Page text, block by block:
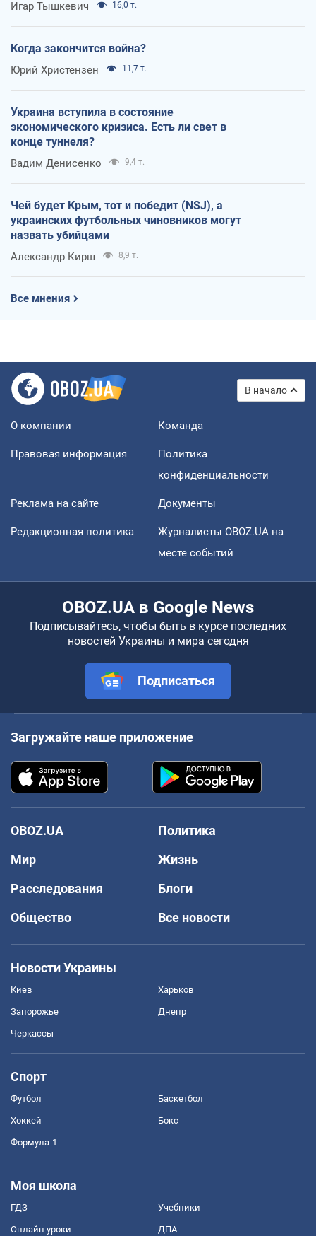
Игар Тышкевич 16,0 т.
Когда закончится война?
Юрий Христензен 11,7 т.
Украина вступила в состояние
экономического кризиса. Есть ли свет в
конце туннеля?
Вадим Денисенко 9,4 т.
Чей будет Крым, тот и победит (NSJ), а
украинских футбольных чиновников могут
назвать убийцами
Александр Кирш 8,9 т.
Все мнения
В начало
О компании Команда
Правовая информация
Политика
конфиденциальности
Реклама на сайте Документы
Редакционная политика
Журналисты OBOZ.UA на
месте событий
OBOZ.UA в Google News
Подписывайтесь, чтобы быть в курсе последних
новостей Украины и мира сегодня
Подписаться
Загружайте наше приложение
OBOZ.UA
Политика
Мир
Жизнь
Расследования
Блоги
Общество
Все новости
Новости Украины
Киев Харьков
Запорожье Днепр
Черкассы
Спорт
Футбол Баскетбол
Хоккей Бокс
Формула-1
Моя школа
ГДЗ Учебники
Онлайн уроки ДПА